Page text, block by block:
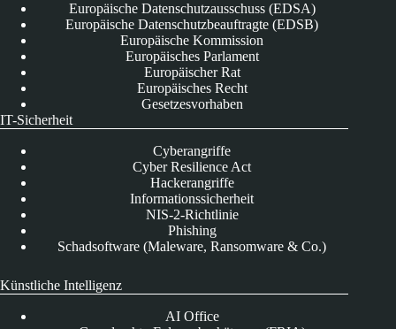
Europäische Datenschutzausschuss (EDSA)
Europäische Datenschutzbeauftragte (EDSB)
Europäische Kommission
Europäisches Parlament
Europäischer Rat
Europäisches Recht
Gesetzesvorhaben
IT-Sicherheit
Cyberangriffe
Cyber Resilience Act
Hackerangriffe
Informationssicherheit
NIS-2-Richtlinie
Phishing
Schadsoftware (Maleware, Ransomware & Co.)
Künstliche Intelligenz
AI Office